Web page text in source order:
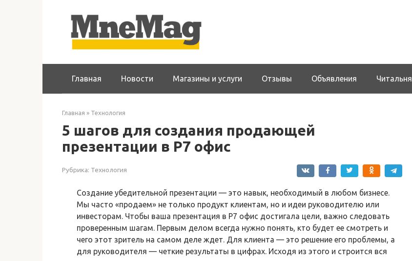
Главная Новости Магазины и услуги Отзывы Объявления Читальня
Главная » Технология
5 шагов для создания продающей
презентации в Р7 офис
Рубрика: Технология
Создание убедительной презентации — это навык, необходимый в любом бизнесе.
Мы часто «продаем» не только продукт клиентам, но и идеи руководителю или
инвесторам. Чтобы ваша презентация в Р7 офис достигала цели, важно следовать
проверенным шагам. Первым делом всегда нужно понять, кто будет ее смотреть и
чего этот зритель на самом деле ждет. Для клиента — это решение его проблемы, а
для руководителя — четкие результаты в цифрах. Исходя из этого и строится вся